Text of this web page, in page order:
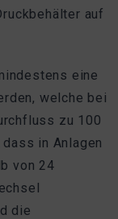
auf
eine
welche bei
zu 100
in Anlagen
von 24
die